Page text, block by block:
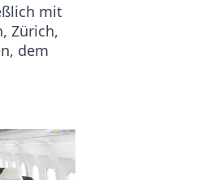
mit
Zürich,
dem